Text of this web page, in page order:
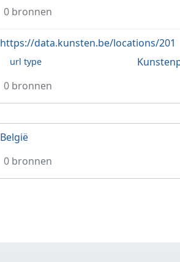
0 bronnen
https://data.kunsten.be/locations/201
url type
0 bronnen
België
0 bronnen